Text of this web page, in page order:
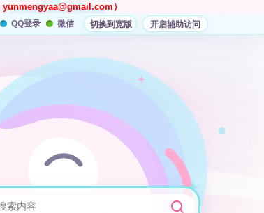
yunmengyaa@gmail.com ）
QQ登录 微信 切换到宽版 开启辅助访问